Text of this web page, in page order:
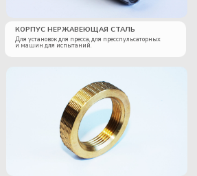
Для установок для пресса, для пресспульсаторных
и машин для испытаний.
КОРПУС НЕРЖАВЕЮЩАЯ СТАЛЬ